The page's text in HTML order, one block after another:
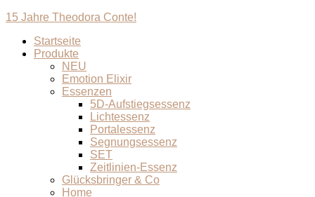
15 Jahre Theodora Conte!
Startseite
Produkte
NEU
Emotion Elixir
Essenzen
5D-Aufstiegsessenz
Lichtessenz
Portalessenz
Segnungsessenz
SET
Zeitlinien-Essenz
Glücksbringer & Co
Home